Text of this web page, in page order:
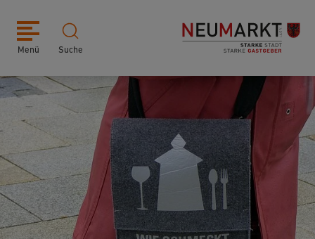
Menü Suche